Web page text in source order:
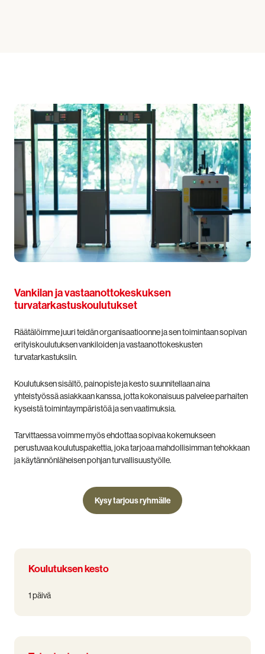
Vankilan ja vastaanottokeskuksen
turvatarkastuskoulutukset
Räätälöimme juuri teidän organisaatioonne ja sen toimintaan sopivan
erityiskoulutuksen vankiloiden ja vastaanottokeskusten
turvatarkastuksiin.
Koulutuksen sisältö, painopiste ja kesto suunnitellaan aina
yhteistyössä asiakkaan kanssa, jotta kokonaisuus palvelee parhaiten
kyseistä toimintaympäristöä ja sen vaatimuksia.
Tarvittaessa voimme myös ehdottaa sopivaa kokemukseen
perustuvaa koulutuspakettia, joka tarjoaa mahdollisimman tehokkaan
ja käytännönläheisen pohjan turvallisuustyölle.
Kysy tarjous ryhmälle
Koulutuksen kesto
1 päivä